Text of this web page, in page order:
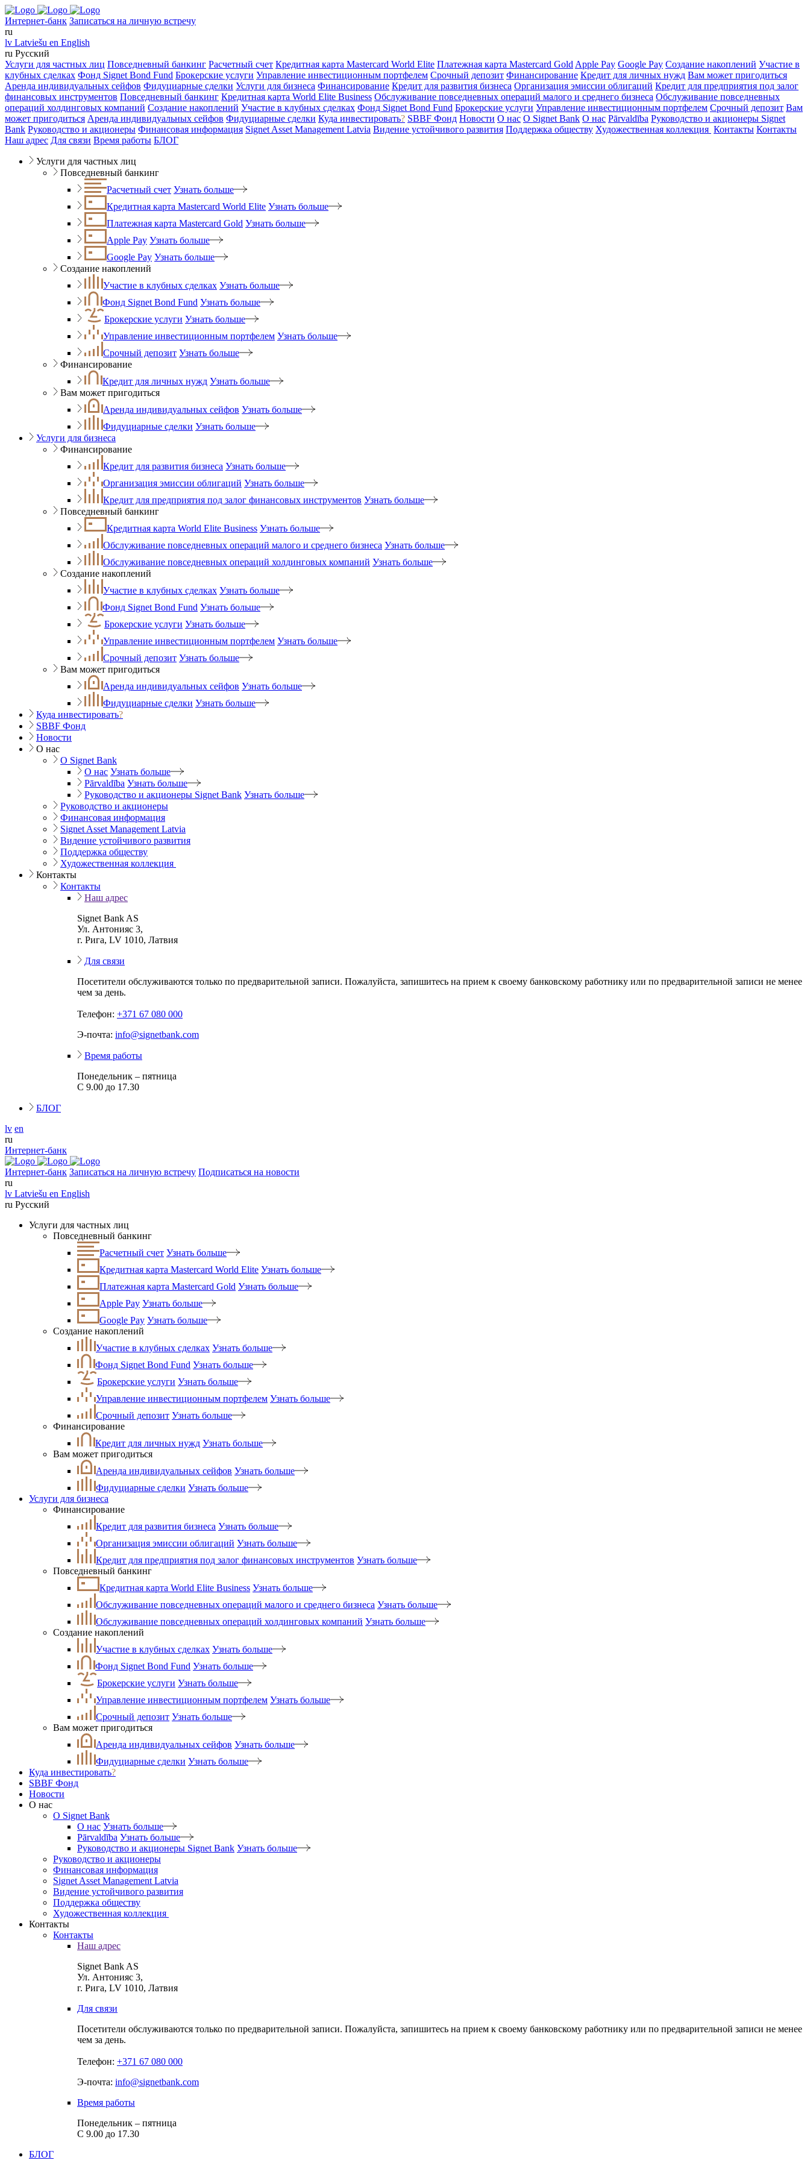
Интернет-банк Записаться на личную встречу
ru
lv Latviešu en English
ru Русский
Услуги для частных лиц Повседневный банкинг Расчетный счет Кредитная карта Mastercard World Elite Платежная карта Mastercard Gold Apple Pay Google Pay Создание накоплений Участие в
клубных сделках Фонд Signet Bond Fund Брокерские услуги Управление инвестиционным портфелем Срочный депозит Финансирование Кредит для личных нужд Вам может пригодиться
Аренда индивидуальных сейфов Фидуциарные сделки Услуги для бизнеса Финансирование Кредит для развития бизнеса Организация эмиссии облигаций Кредит для предприятия под залог
финансовых инструментов Повседневный банкинг Кредитная карта World Elite Business Обслуживание повседневных операций малого и среднего бизнеса Обслуживание повседневных
операций холдинговых компаний Создание накоплений Участие в клубных сделках Фонд Signet Bond Fund Брокерские услуги Управление инвестиционным портфелем Срочный депозит Вам
может пригодиться Аренда индивидуальных сейфов Фидуциарные сделки Куда инвестировать? SBBF Фонд Новости О нас O Signet Bank О нас Pārvaldība Руководство и акционеры Signet
Bank Руководство и акционеры Финансовая информация Signet Asset Management Latvia Видение устойчивого развития Поддержка обществу Художественная коллекция Контакты Контакты
Наш адрес Для связи Время работы БЛОГ
Услуги для частных лиц
Повседневный банкинг
Расчетный счет Узнать больше
Кредитная карта Mastercard World Elite Узнать больше
Платежная карта Mastercard Gold Узнать больше
Apple Pay Узнать больше
Google Pay Узнать больше
Создание накоплений
Участие в клубных сделках Узнать больше
Фонд Signet Bond Fund Узнать больше
Брокерские услуги Узнать больше
Управление инвестиционным портфелем Узнать больше
Срочный депозит Узнать больше
Финансирование
Кредит для личных нужд Узнать больше
Вам может пригодиться
Аренда индивидуальных сейфов Узнать больше
Фидуциарные сделки Узнать больше
Услуги для бизнеса
Финансирование
Кредит для развития бизнеса Узнать больше
Организация эмиссии облигаций Узнать больше
Кредит для предприятия под залог финансовых инструментов Узнать больше
Повседневный банкинг
Кредитная карта World Elite Business Узнать больше
Обслуживание повседневных операций малого и среднего бизнеса Узнать больше
Обслуживание повседневных операций холдинговых компаний Узнать больше
Создание накоплений
Участие в клубных сделках Узнать больше
Фонд Signet Bond Fund Узнать больше
Брокерские услуги Узнать больше
Управление инвестиционным портфелем Узнать больше
Срочный депозит Узнать больше
Вам может пригодиться
Аренда индивидуальных сейфов Узнать больше
Фидуциарные сделки Узнать больше
Куда инвестировать?
SBBF Фонд
Новости
О нас
O Signet Bank
О нас Узнать больше
Pārvaldība Узнать больше
Руководство и акционеры Signet Bank Узнать больше
Руководство и акционеры
Финансовая информация
Signet Asset Management Latvia
Видение устойчивого развития
Поддержка обществу
Художественная коллекция
Контакты
Контакты
Наш адрес
Signet Bank AS
Ул. Антонияс 3,
г. Рига, LV 1010, Латвия
Для связи
Посетители обслуживаются только по предварительной записи. Пожалуйста, запишитесь на прием к своему банковскому работнику или по предварительной записи не менее
чем за день.
Телефон: +371 67 080 000
Э-почта: info@signetbank.com
Время работы
Понедельник – пятница
С 9.00 до 17.30
БЛОГ
lv en
ru
Интернет-банк
Интернет-банк Записаться на личную встречу Подписаться на новости
ru
lv Latviešu en English
ru Русский
Услуги для частных лиц
Повседневный банкинг
Расчетный счет Узнать больше
Кредитная карта Mastercard World Elite Узнать больше
Платежная карта Mastercard Gold Узнать больше
Apple Pay Узнать больше
Google Pay Узнать больше
Создание накоплений
Участие в клубных сделках Узнать больше
Фонд Signet Bond Fund Узнать больше
Брокерские услуги Узнать больше
Управление инвестиционным портфелем Узнать больше
Срочный депозит Узнать больше
Финансирование
Кредит для личных нужд Узнать больше
Вам может пригодиться
Аренда индивидуальных сейфов Узнать больше
Фидуциарные сделки Узнать больше
Услуги для бизнеса
Финансирование
Кредит для развития бизнеса Узнать больше
Организация эмиссии облигаций Узнать больше
Кредит для предприятия под залог финансовых инструментов Узнать больше
Повседневный банкинг
Кредитная карта World Elite Business Узнать больше
Обслуживание повседневных операций малого и среднего бизнеса Узнать больше
Обслуживание повседневных операций холдинговых компаний Узнать больше
Создание накоплений
Участие в клубных сделках Узнать больше
Фонд Signet Bond Fund Узнать больше
Брокерские услуги Узнать больше
Управление инвестиционным портфелем Узнать больше
Срочный депозит Узнать больше
Вам может пригодиться
Аренда индивидуальных сейфов Узнать больше
Фидуциарные сделки Узнать больше
Куда инвестировать?
SBBF Фонд
Новости
О нас
O Signet Bank
О нас Узнать больше
Pārvaldība Узнать больше
Руководство и акционеры Signet Bank Узнать больше
Руководство и акционеры
Финансовая информация
Signet Asset Management Latvia
Видение устойчивого развития
Поддержка обществу
Художественная коллекция
Контакты
Контакты
Наш адрес
Signet Bank AS
Ул. Антонияс 3,
г. Рига, LV 1010, Латвия
Для связи
Посетители обслуживаются только по предварительной записи. Пожалуйста, запишитесь на прием к своему банковскому работнику или по предварительной записи не менее
чем за день.
Телефон: +371 67 080 000
Э-почта: info@signetbank.com
Время работы
Понедельник – пятница
С 9.00 до 17.30
БЛОГ